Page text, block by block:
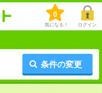
0
気になる！ ログイン
条件の変更